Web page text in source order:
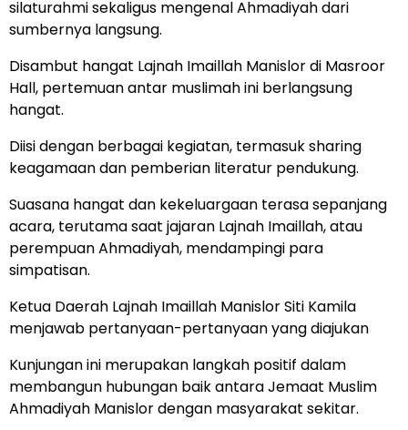
silaturahmi sekaligus mengenal Ahmadiyah dari
sumbernya langsung.
Disambut hangat Lajnah Imaillah Manislor di Masroor
Hall, pertemuan antar muslimah ini berlangsung
hangat.
Diisi dengan berbagai kegiatan, termasuk sharing
keagamaan dan pemberian literatur pendukung.
Suasana hangat dan kekeluargaan terasa sepanjang
acara, terutama saat jajaran Lajnah Imaillah, atau
perempuan Ahmadiyah, mendampingi para
simpatisan.
Ketua Daerah Lajnah Imaillah Manislor Siti Kamila
menjawab pertanyaan-pertanyaan yang diajukan
Kunjungan ini merupakan langkah positif dalam
membangun hubungan baik antara Jemaat Muslim
Ahmadiyah Manislor dengan masyarakat sekitar.